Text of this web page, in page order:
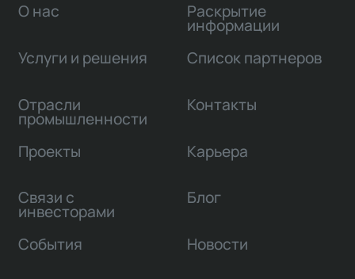
О нас
Услуги и решения
Отрасли
промышленности
Проекты
Связи с
инвесторами
Раскрытие
информации
Список партнеров
Контакты
Карьера
Блог
События Новости